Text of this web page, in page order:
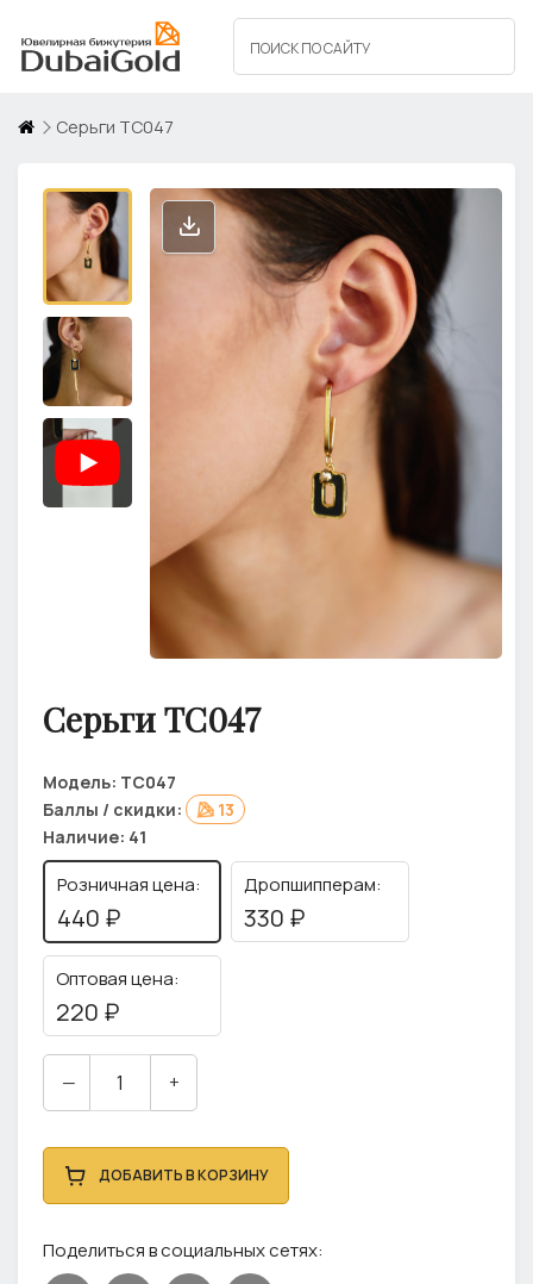
Серьги ТС047
Серьги ТС047
Модель: ТС047
Баллы / скидки:
13
Наличие: 41
Розничная цена:
440 ₽
Дропшипперам:
330 ₽
Оптовая цена:
220 ₽
— +
ДОБАВИТЬ В КОРЗИНУ
Поделиться в социальных сетях: